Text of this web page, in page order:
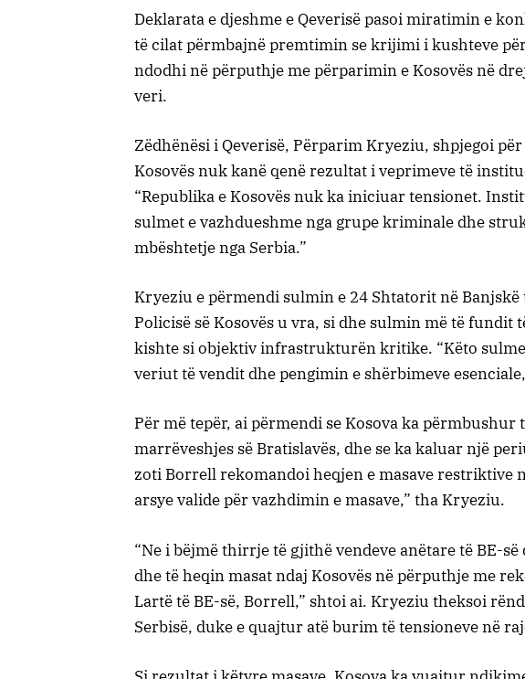
Deklarata e djeshme e Qeverisë pasoi miratimin e
të cilat përmbajnë premtimin se krijimi i kushteve
ndodhi në përputhje me përparimin e Kosovës në
veri.
Zëdhënësi i Qeverisë, Përparim Kryeziu, shpjegoi
Kosovës nuk kanë qenë rezultat i veprimeve të
“Republika e Kosovës nuk ka iniciuar tensionet.
sulmet e vazhdueshme nga grupe kriminale dhe
mbështetje nga Serbia.”
Kryeziu e përmendi sulmin e 24 Shtatorit në
Policisë së Kosovës u vra, si dhe sulmin më të fundit
kishte si objektiv infrastrukturën kritike. “Këto
veriut të vendit dhe pengimin e shërbimeve
Për më tepër, ai përmendi se Kosova ka përmbushur
marrëveshjes së Bratislavës, dhe se ka kaluar një
zoti Borrell rekomandoi heqjen e masave restriktive
arsye valide për vazhdimin e masave,” tha Kryeziu.
“Ne i bëjmë thirrje të gjithë vendeve anëtare të BE-
dhe të heqin masat ndaj Kosovës në përputhje me
Lartë të BE-së, Borrell,” shtoi ai. Kryeziu theksoi
Serbisë, duke e quajtur atë burim të tensioneve në